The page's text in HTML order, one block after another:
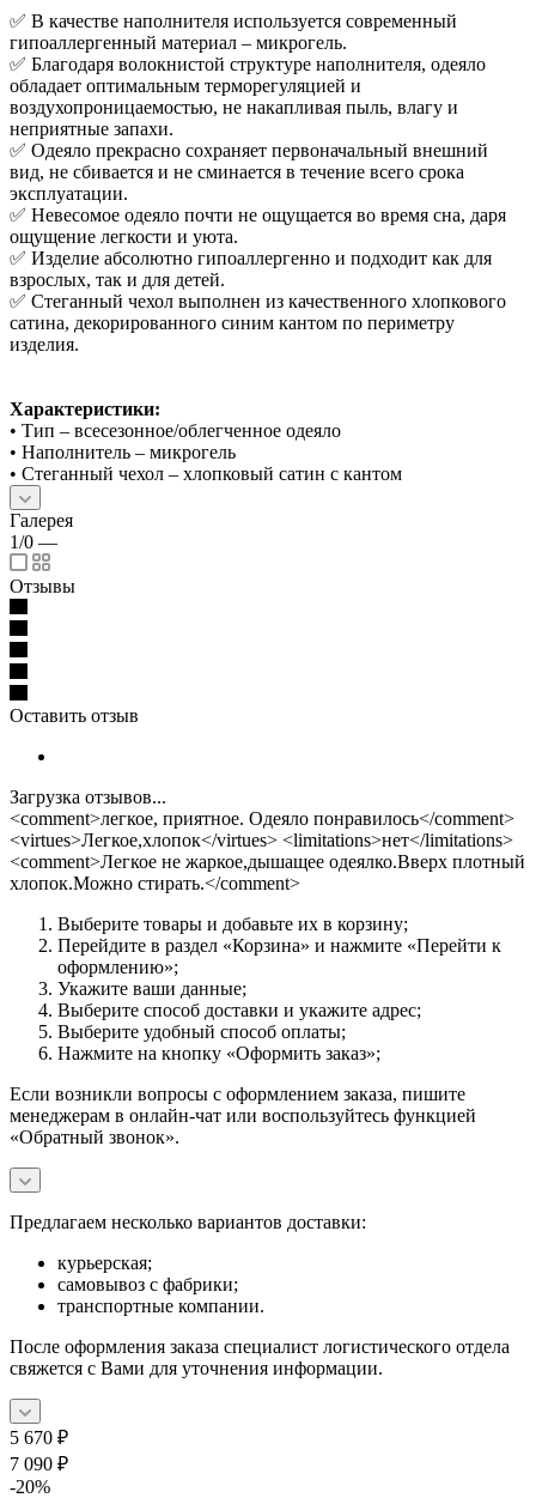
✅ В качестве наполнителя используется современный
гипоаллергенный материал – микрогель.
✅ Благодаря волокнистой структуре наполнителя, одеяло
обладает оптимальным терморегуляцией и
воздухопроницаемостью, не накапливая пыль, влагу и
неприятные запахи.
✅ Одеяло прекрасно сохраняет первоначальный внешний
вид, не сбивается и не сминается в течение всего срока
эксплуатации.
✅ Невесомое одеяло почти не ощущается во время сна, даря
ощущение легкости и уюта.
✅ Изделие абсолютно гипоаллергенно и подходит как для
взрослых, так и для детей.
✅ Стеганный чехол выполнен из качественного хлопкового
сатина, декорированного синим кантом по периметру
изделия.
Характеристики:
• Тип – всесезонное/облегченное одеяло
• Наполнитель – микрогель
• Стеганный чехол – хлопковый сатин с кантом
Галерея
1/0 —
Отзывы
Оставить отзыв
Загрузка отзывов...
<comment>легкое, приятное. Одеяло понравилось</comment>
<virtues>Легкое,хлопок</virtues> <limitations>нет</limitations>
<comment>Легкое не жаркое,дышащее одеялко.Вверх плотный
хлопок.Можно стирать.</comment>
Выберите товары и добавьте их в корзину;
Перейдите в раздел «Корзина» и нажмите «Перейти к
оформлению»;
Укажите ваши данные;
Выберите способ доставки и укажите адрес;
Выберите удобный способ оплаты;
Нажмите на кнопку «Оформить заказ»;
Если возникли вопросы с оформлением заказа, пишите
менеджерам в онлайн-чат или воспользуйтесь функцией
«Обратный звонок».
Предлагаем несколько вариантов доставки:
курьерская;
самовывоз с фабрики;
транспортные компании.
После оформления заказа специалист логистического отдела
свяжется с Вами для уточнения информации.
5 670 ₽
7 090 ₽
-20%